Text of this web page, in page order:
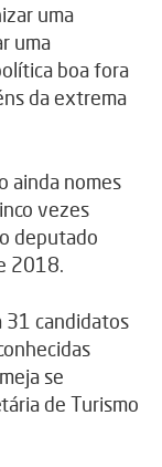
uma
uma
boa fora
da extrema
ainda nomes
vezes
deputado
2018.
31 candidatos
se
de Turismo